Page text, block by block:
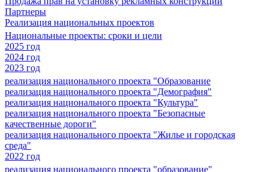
Партнеры
Реализация национальных проектов
Национальные проекты: сроки и цели
2025 год
2024 год
2023 год
реализация национального проекта "Образование
реализация национального проекта "Демография"
реализация национального проекта "Культура"
реализация национального проекта "Безопасные
качественные дороги"
реализация национального проекта "Жилье и городская
среда"
2022 год
реализация национального проекта "образование"